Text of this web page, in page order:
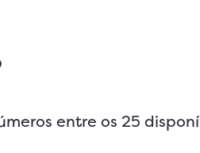
entre os 25